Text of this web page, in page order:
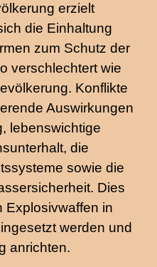
erzielt
die Einhaltung
zum Schutz der
verschlechtert wie
Konflikte
Auswirkungen
lebenswichtige
die
sowie die
Dies
Explosivwaffen in
werden und
anrichten.